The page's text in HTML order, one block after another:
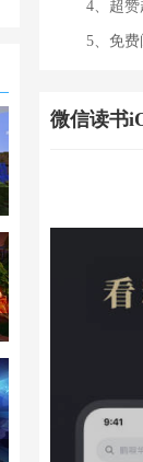
4、超赞
5、免费
微信读书